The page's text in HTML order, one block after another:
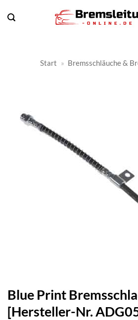
Inhalt
Start » Bremsschläuche &
Blue Print
[Hersteller-Nr.